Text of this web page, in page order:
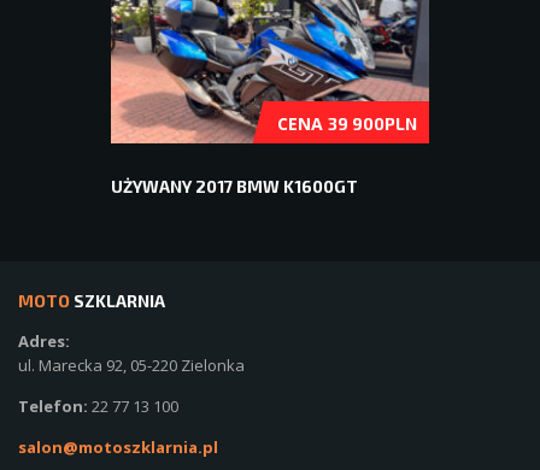
CENA 39 900PLN
UŻYWANY 2017 BMW K1600GT
MOTO SZKLARNIA
Adres:
ul. Marecka 92, 05-220 Zielonka
Telefon: 22 77 13 100
salon@motoszklarnia.pl